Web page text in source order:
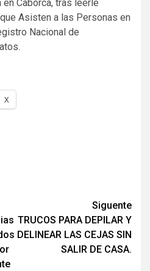
Caborca, tras leerle
Asisten a las Personas en
Nacional de
X
Siguente
TRUCOS PARA DEPILAR Y
DELINEAR LAS CEJAS SIN
SALIR DE CASA.